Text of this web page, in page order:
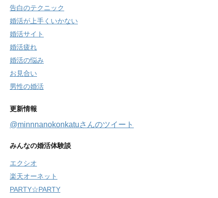
告白のテクニック
婚活が上手くいかない
婚活サイト
婚活疲れ
婚活の悩み
お見合い
男性の婚活
更新情報
@minnnanokonkatuさんのツイート
みんなの婚活体験談
エクシオ
楽天オーネット
PARTY☆PARTY